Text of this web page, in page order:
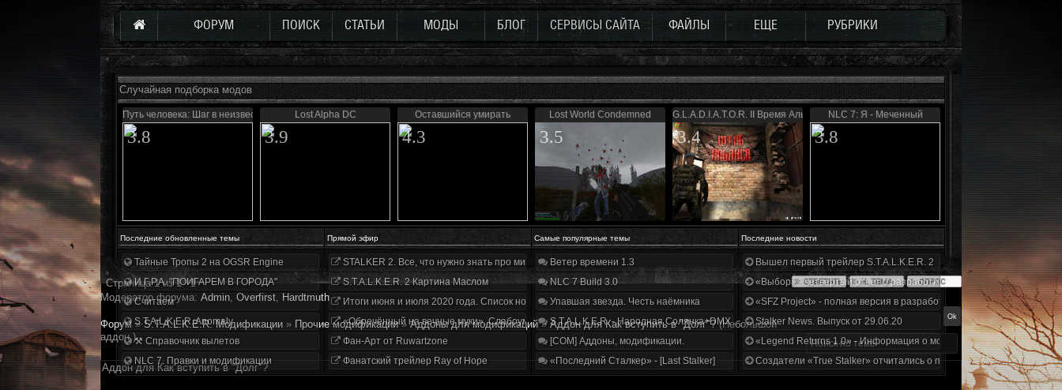
ФОРУМ ПОИСК СТАТЬИ МОДЫ БЛОГ СЕРВИСЫ САЙТА ФАЙЛЫ ЕЩЕ РУБРИКИ
Случайная подборка модов
Путь человека: Шаг в неизвестность
3.8
Lost Alpha DC
3.9
Оставшийся умирать
4.3
Lost World Condemned
3.5
G.L.A.D.I.A.T.O.R. II Время Альянса
3.4
NLC 7: Я - Меченный
3.8
Последние обновленные темы Прямой эфир Самые популярные темы Последние новости
Тайные Тропы 2 на OGSR Engine
И.Г.Р.А. "ПОИГАРЕМ В ГОРОДА"
Считаем
S.T.A.L.K.E.R. Anomaly
⚒ Справочник вылетов
NLC 7. Правки и модификации
STALKER 2. Все, что нужно знать про мир, геймплей и сюжет | Разбор трейлера
S.T.A.L.K.E.R. 2 Картина Маслом
Итоги июня и июля 2020 года. Список нововведений
«Обречённый на вечные муки». Слабоумие и отвага
Фан-Арт от Ruwartzone
Фанатский трейлер Ray of Hope
Ветер времени 1.3
NLC 7 Build 3.0
Упавшая звезда. Честь наёмника
S.T.A.L.K.E.R. - Народная Солянка+DMX 1.3.5.ООП.МА.К.
[COM] Аддоны, модификации.
«Последний Сталкер» - [Last Stalker]
Вышел первый трейлер S.T.A.L.K.E.R. 2
«Выбор» - четвертый отчет о разработке!
«SFZ Project» - полная версия в разработке!
Stalker News. Выпуск от 29.06.20
«Legend Returns 1.0» - Информация о моде за июнь 2020
Создатели «True Stalker» отчитались о проделанной работе
Страница1из1
1
Модератор форума: Аdmin, Overfirst, Hardtmuth
Форум » S.T.A.L.K.E.R. Модификации » Прочие модификации » Аддоны для модификаций » Аддон для Как вступить в "Долг"? (Небольшой
аддон.)
Аддон для Как вступить в "Долг"?